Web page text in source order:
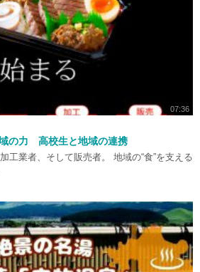
07:36
の力 高校生と地域の連携
工業者、そして販売者。 地域の“食”を支える